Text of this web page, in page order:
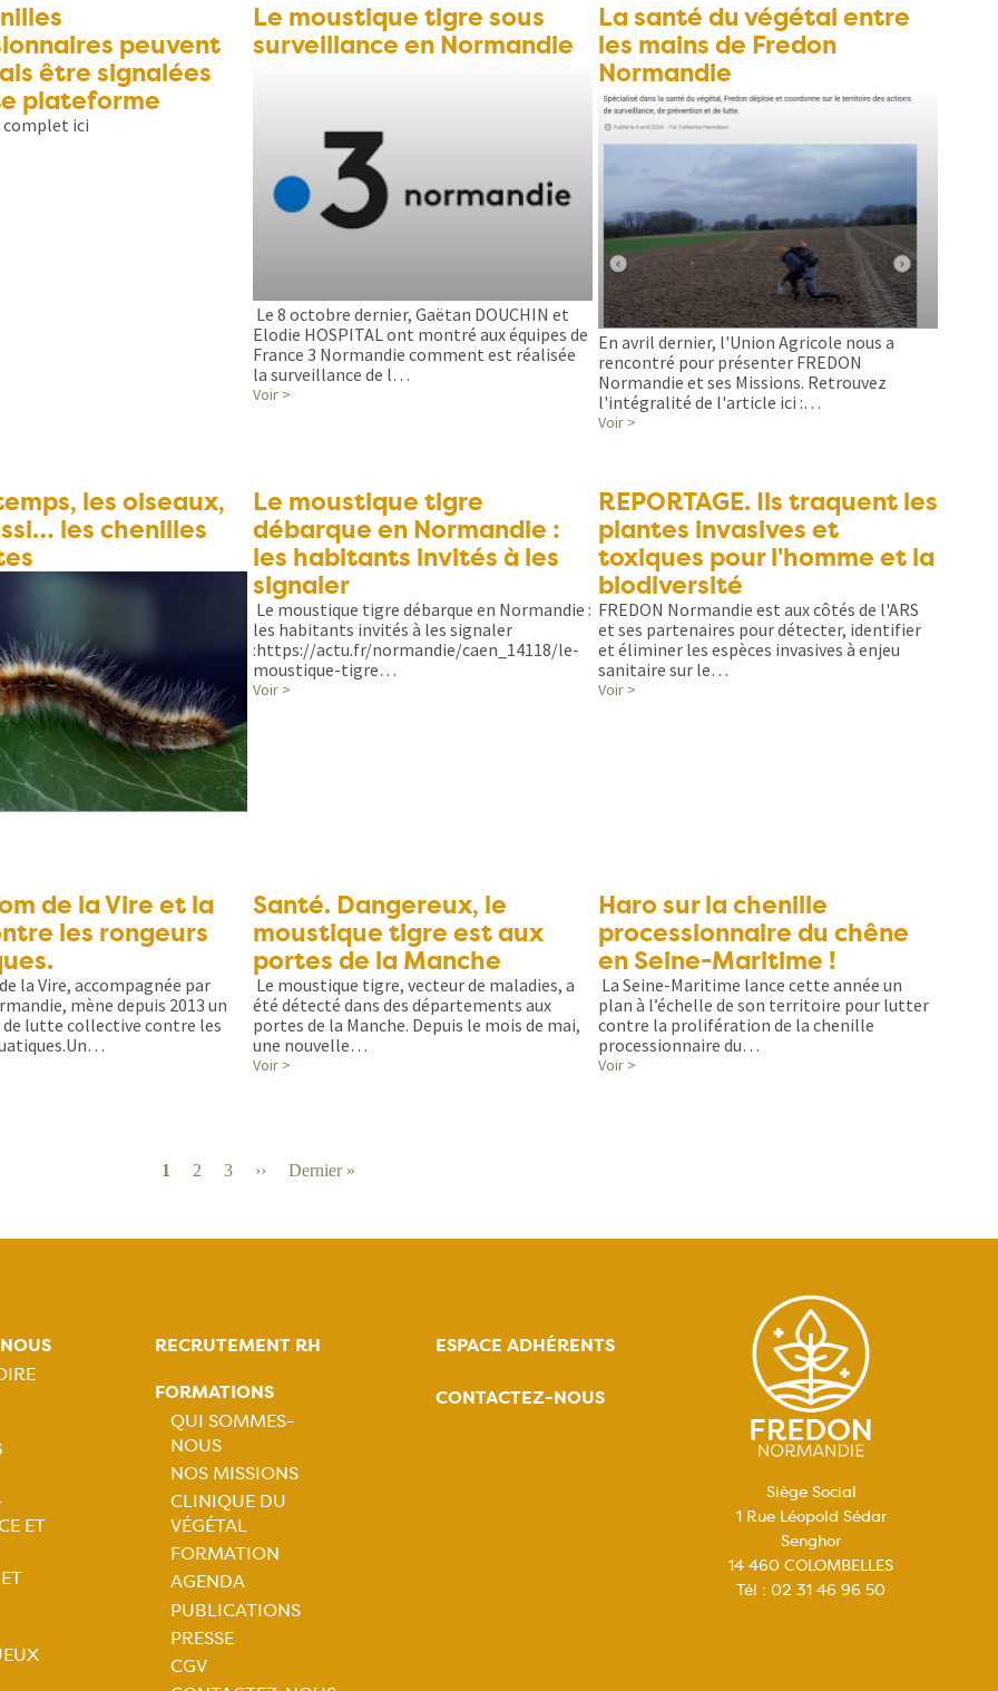
peuvent
être signalées
plateforme
ici
Le moustique tigre sous
surveillance en Normandie
Le 8 octobre dernier, Gaëtan DOUCHIN et
Elodie HOSPITAL ont montré aux équipes de
France 3 Normandie comment est réalisée
la surveillance de l…
Voir >
La santé du végétal entre
les mains de Fredon
Normandie
En avril dernier, l'Union Agricole nous a
rencontré pour présenter FREDON
Normandie et ses Missions. Retrouvez
l'intégralité de l'article ici :…
Voir >
les oiseaux,
les chenilles
Le moustique tigre
débarque en Normandie :
les habitants invités à les
signaler
Le moustique tigre débarque en Normandie :
les habitants invités à les signaler
:https://actu.fr/normandie/caen_14118/le-
moustique-tigre…
Voir >
REPORTAGE. Ils traquent les
plantes invasives et
toxiques pour l'homme et la
biodiversité
FREDON Normandie est aux côtés de l'ARS
et ses partenaires pour détecter, identifier
et éliminer les espèces invasives à enjeu
sanitaire sur le…
Voir >
de la Vire et la
les rongeurs
la Vire, accompagnée par
mène depuis 2013 un
lutte collective contre les
Santé. Dangereux, le
moustique tigre est aux
portes de la Manche
Le moustique tigre, vecteur de maladies, a
été détecté dans des départements aux
portes de la Manche. Depuis le mois de mai,
une nouvelle…
Voir >
Haro sur la chenille
processionnaire du chêne
en Seine-Maritime !
La Seine-Maritime lance cette année un
plan à l’échelle de son territoire pour lutter
contre la prolifération de la chenille
processionnaire du…
Voir >
Page
1 Page
2 Page
3
Page
››
Dernière
Dernier »
ET
RECRUTEMENT RH
FORMATIONS
Navigation
principale
QUI SOMMES-
NOUS
NOS MISSIONS
CLINIQUE DU
VÉGÉTAL
FORMATION
AGENDA
PUBLICATIONS
PRESSE
CGV
ESPACE ADHÉRENTS
CONTACTEZ-NOUS
Siège Social
1 Rue Léopold Sédar
Senghor
14 460 COLOMBELLES
Tél : 02 31 46 96 50